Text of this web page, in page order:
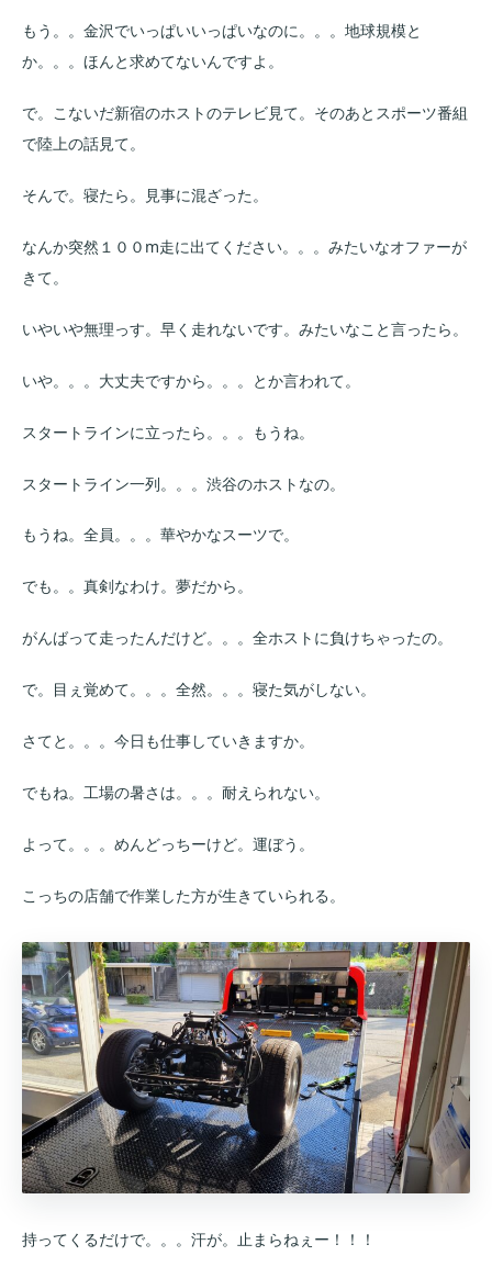
もう。。金沢でいっぱいいっぱいなのに。。。地球規模と
か。。。ほんと求めてないんですよ。
で。こないだ新宿のホストのテレビ見て。そのあとスポーツ番組
で陸上の話見て。
そんで。寝たら。見事に混ざった。
なんか突然１００m走に出てください。。。みたいなオファーが
きて。
いやいや無理っす。早く走れないです。みたいなこと言ったら。
いや。。。大丈夫ですから。。。とか言われて。
スタートラインに立ったら。。。もうね。
スタートライン一列。。。渋谷のホストなの。
もうね。全員。。。華やかなスーツで。
でも。。真剣なわけ。夢だから。
がんばって走ったんだけど。。。全ホストに負けちゃったの。
で。目ぇ覚めて。。。全然。。。寝た気がしない。
さてと。。。今日も仕事していきますか。
でもね。工場の暑さは。。。耐えられない。
よって。。。めんどっちーけど。運ぼう。
こっちの店舗で作業した方が生きていられる。
持ってくるだけで。。。汗が。止まらねぇー！！！